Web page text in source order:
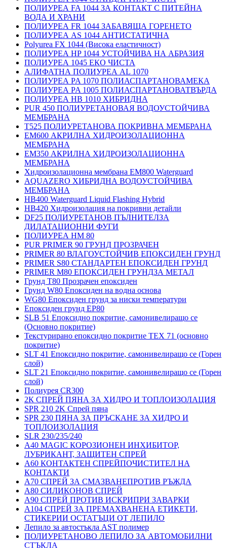
ПОЛИУРЕА FA 1044 ЗА КОНТАКТ С ПИТЕЙНА
ВОДА И ХРАНИ
ПОЛИУРЕА FR 1044 ЗАБАВЯЩА ГОРЕНЕТО
ПОЛИУРЕА AS 1044 АНТИСТАТИЧНА
Polyurea FX 1044 (Висока еластичност)
ПОЛИУРЕА HP 1044 УСТОЙЧИВА НА АБРАЗИЯ
ПОЛИУРЕА 1045 ЕКО ЧИСТА
АЛИФАТНА ПОЛИУРЕА AL 1070
ПОЛИУРЕА PA 1070 ПОЛИАСПАРТАНОВАМЕКА
ПОЛИУРЕА PA 1005 ПОЛИАСПАРТАНОВАТВЪРДА
ПОЛИУРЕА HB 1010 ХИБРИДНА
PUR 450 ПОЛИУРЕТАНОВАЯ ВОДОУСТОЙЧИВА
МЕМБРАНА
T525 ПОЛИУРЕТАНОВА ПОКРИВНА МЕМБРАНА
EM600 АКРИЛНА ХИДРОИЗОЛАЦИОННА
МЕМБРАНА
EM350 АКРИЛНА ХИДРОИЗОЛАЦИОННА
МЕМБРАНА
Хидроизолационна мембрана EM800 Waterguard
AQUAZERO ХИБРИДНА ВОДОУСТОЙЧИВА
МЕМБРАНА
HB400 Waterguard Liquid Flashing Hybrid
HB420 Хидроизолация на покривни детайли
DF25 ПОЛИУРЕТАНОВ ПЪЛНИТЕЛЗА
ДИЛАТАЦИОННИ ФУГИ
ПОЛИУРЕА HM 80
PUR PRIMER 90 ГРУНД ПРОЗРАЧЕН
PRIMER 80 ВЛАГОУСТОЙЧИВ ЕПОКСИДЕН ГРУНД
PRIMER S80 СТАНДАРТЕН ЕПОКСИДЕН ГРУНД
PRIMER M80 ЕПОКСИДЕН ГРУНДЗА МЕТАЛ
Грунд Т80 Прозрачен епоксиден
Грунд W80 Епоксиден на водна основа
WG80 Епоксиден грунд за ниски температури
Епоксиден грунд EP80
SLB 51 Епоксидно покритие, самонивелиращо се
(Основно покритие)
Текстурирано епоксидно покритие TEX 71 (основно
покритие)
SLT 41 Епоксидно покритие, самонивелиращо се (Горен
слой)
SLT 21 Епоксидно покритие, самонивелиращо се (Горен
слой)
Полиурея CR300
2К СПРЕЙ ПЯНА ЗА ХИДРО И ТОПЛОИЗОЛАЦИЯ
SPR 210 2K Спрей пяна
SPR 230 ПЯНА ЗА ПРЪСКАНЕ ЗА ХИДРО И
ТОПЛОИЗОЛАЦИЯ
SLR 230/235/240
A40 MAGIC КОРОЗИОНЕН ИНХИБИТОР,
ЛУБРИКАНТ, ЗАЩИТЕН СПРЕЙ
A60 КОНТАКТЕН СПРЕЙПОЧИСТИТЕЛ НА
КОНТАКТИ
A70 СПРЕЙ ЗА СМАЗВАНЕПРОТИВ РЪЖДА
A80 СИЛИКОНОВ СПРЕЙ
A90 СПРЕЙ ПРОТИВ ИСКРИПРИ ЗАВАРКИ
A104 СПРЕЙ ЗА ПРЕМАХВАНЕНА ЕТИКЕТИ,
СТИКЕРИИ ОСТАТЪЦИ ОТ ЛЕПИЛО
Лепило за автостъкла AST полимер
ПОЛИУРЕТАНОВО ЛЕПИЛО ЗА АВТОМОБИЛНИ
СТЪКЛА